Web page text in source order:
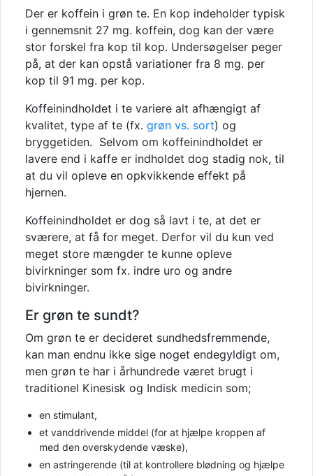
Der er koffein i grøn te. En kop indeholder typisk
i gennemsnit 27 mg. koffein, dog kan der være
stor forskel fra kop til kop. Undersøgelser peger
på, at der kan opstå variationer fra 8 mg. per
kop til 91 mg. per kop.
Koffeinindholdet i te variere alt afhængigt af
kvalitet, type af te (fx. grøn vs. sort) og
bryggetiden. Selvom om koffeinindholdet er
lavere end i kaffe er indholdet dog stadig nok, til
at du vil opleve en opkvikkende effekt på
hjernen.
Koffeinindholdet er dog så lavt i te, at det er
sværere, at få for meget. Derfor vil du kun ved
meget store mængder te kunne opleve
bivirkninger som fx. indre uro og andre
bivirkninger.
Er grøn te sundt?
Om grøn te er decideret sundhedsfremmende,
kan man endnu ikke sige noget endegyldigt om,
men grøn te har i århundrede været brugt i
traditionel Kinesisk og Indisk medicin som;
en stimulant,
et vanddrivende middel (for at hjælpe kroppen af
med den overskydende væske),
en astringerende (til at kontrollere blødning og hjælpe